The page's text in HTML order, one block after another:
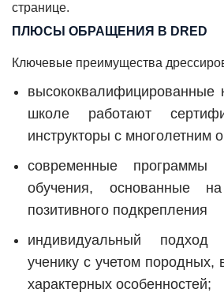
странице.
ПЛЮСЫ ОБРАЩЕНИЯ В DRED
Ключевые преимущества
высококвалифицированные
школе работают
инструкторы с многолетним
современные программы
обучения, основанные
позитивного подкрепления
индивидуальный
ученику с учетом породных,
характерных особенностей;